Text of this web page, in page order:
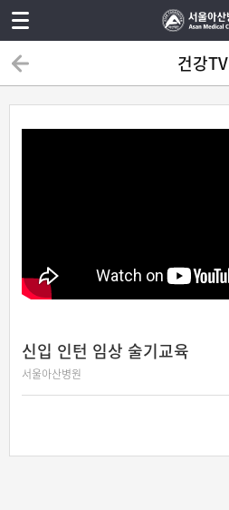
건강TV
신입 인턴 임상 술기교육
서울아산병원